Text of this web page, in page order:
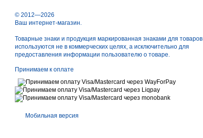
© 2012—2026
Ваш интернет-магазин.
Товарные знаки и продукция маркированная знаками для товаров
используются не в коммерческих целях, а исключительно для
предоставления информации пользователю о товаре.
Принимаем к оплате
Мобильная версия